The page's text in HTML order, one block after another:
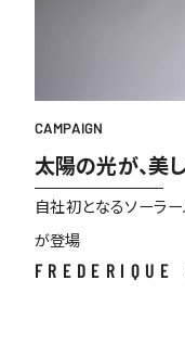
CAMPAIGN
太陽の光が、美
自社初となるソーラ
が登場
FREDERIQUE